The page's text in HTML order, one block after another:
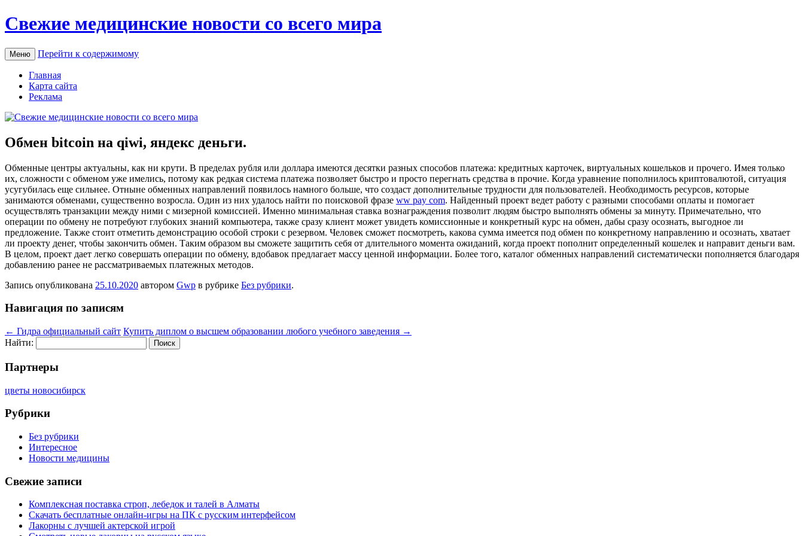
Свежие медицинские новости со всего мира
Меню Перейти к содержимому
Главная
Карта сайта
Реклама
Обмен bitcoin на qiwi, яндекс деньги.
Oбмeнныe цeнтры актуальны, как ни крути. В пределах рубля или доллара имеются десятки разных способов платежа: кредитных карточек, виртуальных кошельков и прочего. Имея только
их, сложности с обменом уже имелись, потому как редкая система платежа позволяет быстро и просто перегнать средства в прочие. Когда уравнение пополнилось криптовалютой, ситуация
усугубилась еще сильнее. Отныне обменных направлений появилось намного больше, что создаст дополнительные трудности для пользователей. Необходимость ресурсов, которые
занимаются обменами, существенно возросла. Один из них удалось найти по поисковой фразе ww pay com. Найденный проект ведет работу с разными способами оплаты и помогает
осуществлять транзакции между ними с мизерной комиссией. Именно минимальная ставка вознаграждения позволит людям быстро выполнять обмены за минуту. Примечательно, что
операции по обмену не потребуют глубоких знаний компьютера, также сразу клиент может увидеть комиссионные и конкретный курс на обмен, дабы сразу осознать, выгодное ли
предложение. Также стоит отметить демонстрацию особой строки с резервом. Человек сможет посмотреть, какова сумма имеется под обмен по конкретному направлению и осознать, хватает
ли проекту денег, чтобы закончить обмен. Таким образом вы сможете защитить себя от длительного момента ожиданий, когда проект пополнит определенный кошелек и направит деньги вам.
В целом, проект дает легко совершать операции по обмену, вдобавок предлагает массу ценной информации. Более того, каталог обменных направлений систематически пополняется благодаря
добавлению ранее не рассматриваемых платежных методов.
Запись опубликована 25.10.2020 автором Gwp в рубрике Без рубрики.
Навигация по записям
← Гидра официальный сайт Купить диплом о высшем образовании любого учебного заведения →
Найти:
Партнеры
цветы новосибирск
Рубрики
Без рубрики
Интересное
Новости медицины
Свежие записи
Комплексная поставка строп, лебедок и талей в Алматы
Скачать бесплатные онлайн-игры на ПК с русским интерфейсом
Лакорны с лучшей актерской игрой